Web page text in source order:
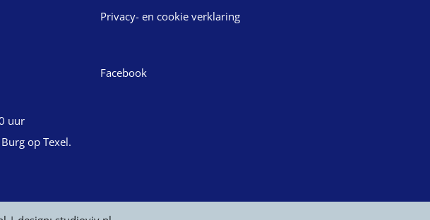
uur
op Texel.
Privacy- en cookie verklaring
Facebook